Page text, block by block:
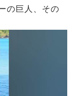
の巨人、その